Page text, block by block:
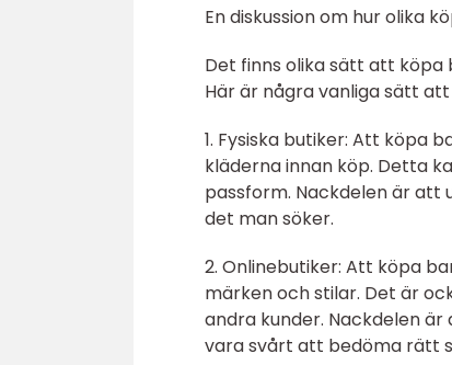
En diskussion om hur olika
Det finns olika sätt att köpa
Här är några vanliga sätt
1. Fysiska butiker: Att köpa
kläderna innan köp. Detta
passform. Nackdelen är
det man söker.
2. Onlinebutiker: Att köpa
märken och stilar. Det är
andra kunder. Nackdelen
vara svårt att bedöma rätt